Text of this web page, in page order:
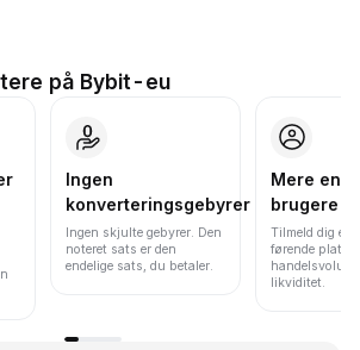
på Bybit-eu
Ingen
konverteringsgebyrer
Ingen skjulte gebyrer. Den
noteret sats er den
endelige sats, du betaler.
Mere end
brugere
Tilmeld dig en
førende
likviditet.